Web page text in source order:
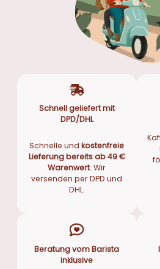
Schnell geliefert mit
DPD/DHL
Schnelle undkostenfreie
Lieferung bereits ab 49 €
Warenwert. Wir
versenden per DPD und
DHL.
Beratung vom Barista
inklusive